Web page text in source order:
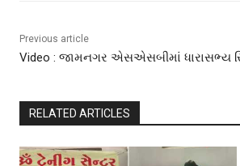
Previous article
Video : જામનગર એસએસબીમાં ધારાસભ્ય
RELATED ARTICLES